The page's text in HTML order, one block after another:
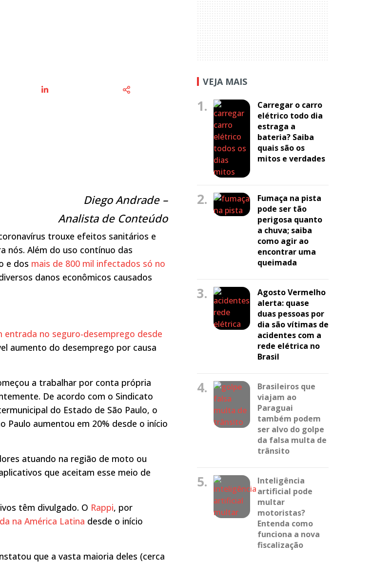
Diego Andrade –
Analista de Conteúdo
trouxe efeitos sanitários e
nós. Além do uso contínuo das
e dos mais de 800 mil infectados só no
danos econômicos causados
entrada no seguro-desemprego desde
aumento do desemprego por causa
a trabalhar por conta própria
De acordo com o Sindicato
do Estado de São Paulo, o
Paulo aumentou em 20% desde o início
atuando na região de moto ou
que aceitam esse meio de
têm divulgado. O Rappi, por
na América Latina desde o início
que a vasta maioria deles (cerca
VEJA MAIS
1.
Carregar o carro
elétrico todo dia
estraga a
bateria? Saiba
quais são os
mitos e verdades
2.
Fumaça na pista
pode ser tão
perigosa quanto
a chuva; saiba
como agir ao
encontrar uma
queimada
3.
Agosto Vermelho
alerta: quase
duas pessoas por
dia são vítimas de
acidentes com a
rede elétrica no
Brasil
4.
Brasileiros que
viajam ao
Paraguai
também podem
ser alvo do golpe
da falsa multa de
trânsito
5.
Inteligência
artificial pode
multar
motoristas?
Entenda como
funciona a nova
fiscalização